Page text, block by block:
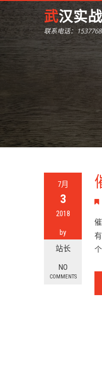
武汉实
联系电话：
7月
3
2018
by
站长
NO
COMMENTS